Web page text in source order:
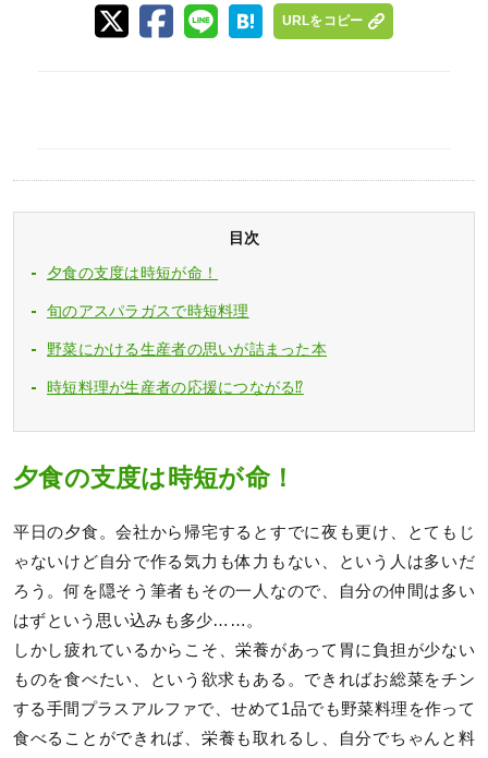
URLをコピー
目次
夕食の支度は時短が命！
旬のアスパラガスで時短料理
野菜にかける生産者の思いが詰まった本
時短料理が生産者の応援につながる⁉
夕食の支度は時短が命！
平日の夕食。会社から帰宅するとすでに夜も更け、とてもじ
ゃないけど自分で作る気力も体力もない、という人は多いだ
ろう。何を隠そう筆者もその一人なので、自分の仲間は多い
はずという思い込みも多少……。
しかし疲れているからこそ、栄養があって胃に負担が少ない
ものを食べたい、という欲求もある。できればお総菜をチン
する手間プラスアルファで、せめて1品でも野菜料理を作って
食べることができれば、栄養も取れるし、自分でちゃんと料